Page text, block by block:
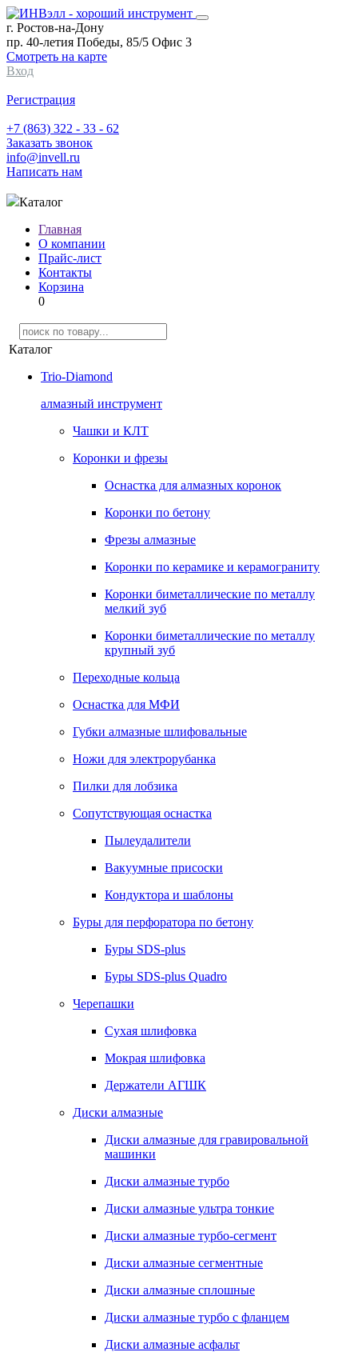
г. Ростов-на-Дону
пр. 40-летия Победы, 85/5 Офис 3
Смотреть на карте
Вход
Регистрация
+7 (863) 322 - 33 - 62
Заказать звонок
info@invell.ru
Написать нам
Каталог
Главная
О компании
Прайс-лист
Контакты
Корзина
0
Каталог
Trio-Diamond
алмазный инструмент
Чашки и КЛТ
Коронки и фрезы
Оснастка для алмазных коронок
Коронки по бетону
Фрезы алмазные
Коронки по керамике и керамограниту
Коронки биметаллические по металлу
мелкий зуб
Коронки биметаллические по металлу
крупный зуб
Переходные кольца
Оснастка для МФИ
Губки алмазные шлифовальные
Ножи для электрорубанка
Пилки для лобзика
Сопутствующая оснастка
Пылеудалители
Вакуумные присоски
Кондуктора и шаблоны
Буры для перфоратора по бетону
Буры SDS-plus
Буры SDS-plus Quadro
Черепашки
Сухая шлифовка
Мокрая шлифовка
Держатели АГШК
Диски алмазные
Диски алмазные для гравировальной
машинки
Диски алмазные турбо
Диски алмазные ультра тонкие
Диски алмазные турбо-сегмент
Диски алмазные сегментные
Диски алмазные сплошные
Диски алмазные турбо с фланцем
Диски алмазные асфальт